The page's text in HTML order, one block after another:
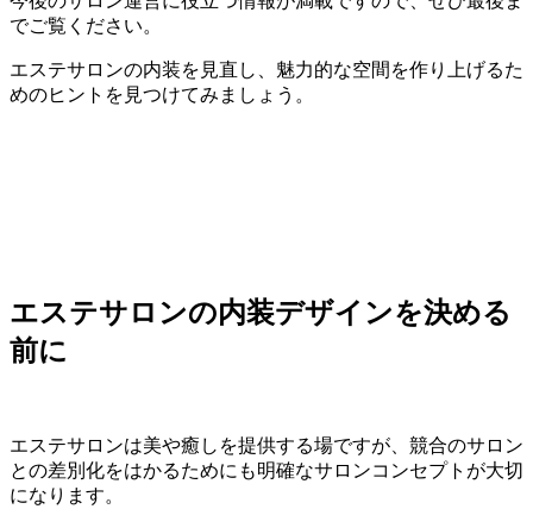
でご覧ください。
エステサロンの内装を見直し、魅力的な空間を作り上げるた
めのヒントを見つけてみましょう。
エステサロンの内装デザインを決める
前に
エステサロンは美や癒しを提供する場ですが、競合のサロン
との差別化をはかるためにも明確なサロンコンセプトが大切
になります。